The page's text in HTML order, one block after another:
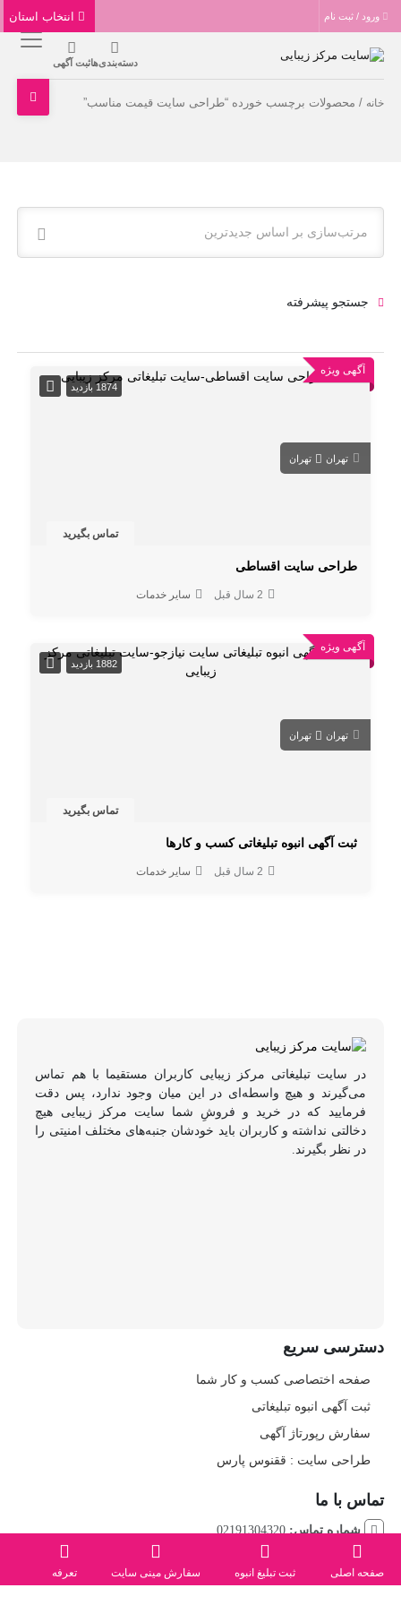
ورود / ثبت نام
دسته‌بندی‌هاثبت آگهی
خانه / محصولات برچسب خورده “طراحی سایت قیمت مناسب”
مرتب‌سازی بر اساس جدیدترین
جستجو پیشرفته
آگهی ویژه
1874 بازدید
تهران تهران
تماس بگیرید
طراحی سایت اقساطی
2 سال قبل سایر خدمات
آگهی ویژه
1882 بازدید
تهران تهران
تماس بگیرید
ثبت آگهی انبوه تبلیغاتی کسب و کارها
2 سال قبل سایر خدمات
در سایت تبلیغاتی مرکز زیبایی کاربران مستقیما با هم تماس
می‌گیرند و هیچ واسطه‌ای در این میان وجود ندارد، پس دقت
فرمایید که در خرید و فروشِ شما سایت مرکز زیبایی هیچ
دخالتی نداشته و کاربران باید خودشان جنبه‌های مختلف امنیتی را
در نظر بگیرند.
دسترسی سریع
صفحه اختصاصی کسب و کار شما
ثبت آگهی انبوه تبلیغاتی
سفارش رپورتاژ آگهی
طراحی سایت : ققنوس پارس
تماس با ما
شماره تماس:02191304320
صفحه اصلی ثبت تبلیغ انبوه سفارش مینی سایت تعرفه